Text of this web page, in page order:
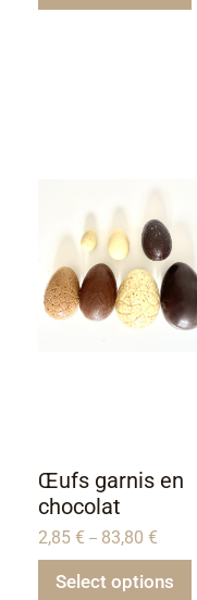
Œufs garnis en
chocolat
2,85 € – 83,80 €
Select options